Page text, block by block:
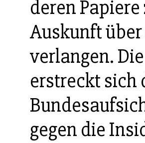
deren
Auskunft
verlangen.
erstreckt sich
gegen die